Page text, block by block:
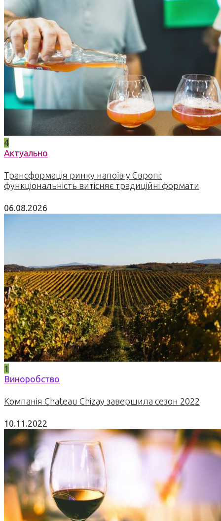
4
Актуально
Трансформація ринку напоїв у Європі:
функціональність витісняє традиційні формати
06.08.2026
1
Виноробство
Компанія Chateau Chizay завершила сезон 2022
10.11.2022